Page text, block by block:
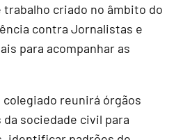
criado no âmbito do
contra Jornalistas e
para acompanhar as
colegiado reunirá órgãos
sociedade civil para